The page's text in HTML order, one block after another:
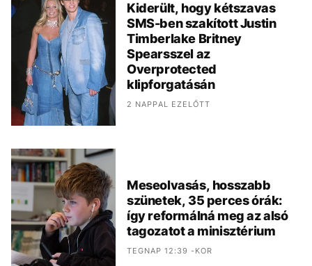
Kiderült, hogy kétszavas
SMS-ben szakított Justin
Timberlake Britney
Spearsszel az
Overprotected
klipforgatásán
2 NAPPAL EZELŐTT
Meseolvasás, hosszabb
szünetek, 35 perces órák:
így reformálná meg az alsó
tagozatot a minisztérium
TEGNAP 12:39 -KOR